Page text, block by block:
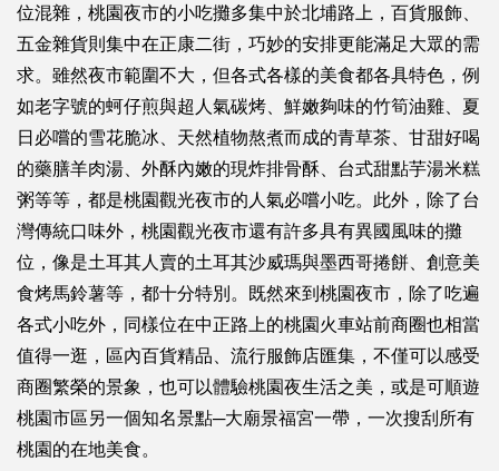
位混雜，桃園夜市的小吃攤多集中於北埔路上，百貨服飾、
五金雜貨則集中在正康二街，巧妙的安排更能滿足大眾的需
求。雖然夜市範圍不大，但各式各樣的美食都各具特色，例
如老字號的蚵仔煎與超人氣碳烤、鮮嫩夠味的竹筍油雞、夏
日必嚐的雪花脆冰、天然植物熬煮而成的青草茶、甘甜好喝
的藥膳羊肉湯、外酥內嫩的現炸排骨酥、台式甜點芋湯米糕
粥等等，都是桃園觀光夜市的人氣必嚐小吃。此外，除了台
灣傳統口味外，桃園觀光夜市還有許多具有異國風味的攤
位，像是土耳其人賣的土耳其沙威瑪與墨西哥捲餅、創意美
食烤馬鈴薯等，都十分特別。既然來到桃園夜市，除了吃遍
各式小吃外，同樣位在中正路上的桃園火車站前商圈也相當
值得一逛，區內百貨精品、流行服飾店匯集，不僅可以感受
商圈繁榮的景象，也可以體驗桃園夜生活之美，或是可順遊
桃園市區另一個知名景點─大廟景福宮一帶，一次搜刮所有
桃園的在地美食。